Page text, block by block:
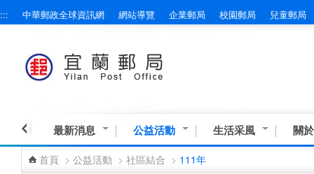
跳到主要內容區塊
::: 中華郵政全球資訊網 網站導覽 企業郵局 校園郵局 兒童郵局
最新消息 公益活動 生活采風 關
首頁 > 公益活動 > 社區結合 > 111年